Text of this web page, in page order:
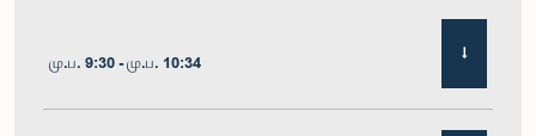
மு.ப. 9:30 - மு.ப. 10:34